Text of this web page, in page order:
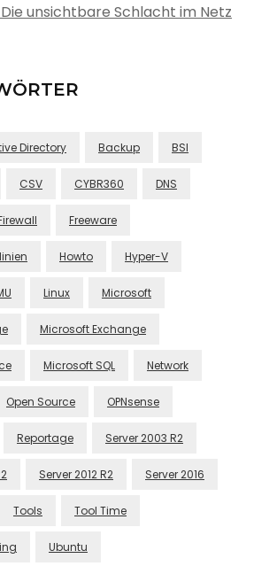
unsichtbare Schlacht im Netz
Directory Backup BSI
CSV CYBR360 DNS
Freeware
Howto Hyper-V
Linux Microsoft
Microsoft Exchange
Microsoft SQL Network
Open Source OPNsense
Reportage Server 2003 R2
Server 2012 R2 Server 2016
Tools Tool Time
Ubuntu